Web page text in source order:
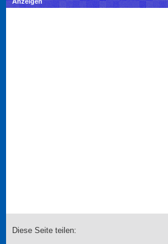
Diese Seite teilen: